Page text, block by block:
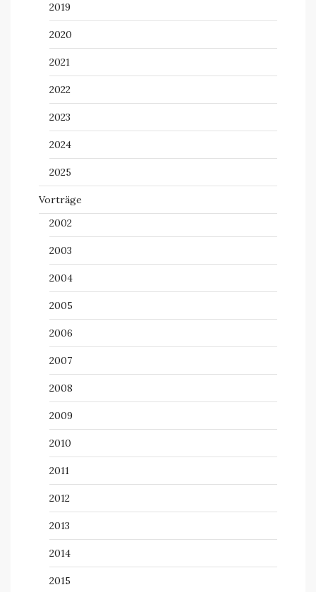
2019
2020
2021
2022
2023
2024
2025
Vorträge
2002
2003
2004
2005
2006
2007
2008
2009
2010
2011
2012
2013
2014
2015